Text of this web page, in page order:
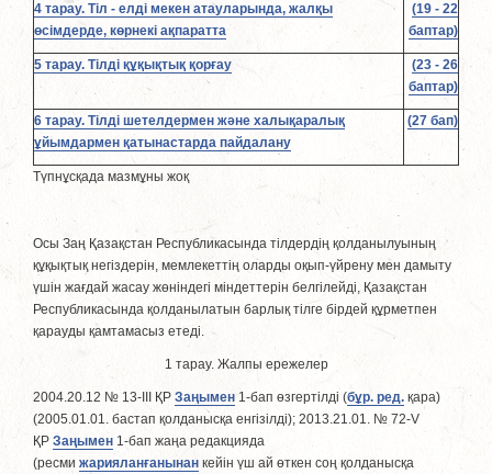
4 тарау. Тiл - елдi мекен атауларында, жалқы
өсiмдерде, көрнекi ақпаратта
(19 - 22
баптар)
5 тарау. Тiлдi құқықтық қорғау
(23 - 26
баптар)
6 тарау. Тiлдi шетелдермен және халықаралық
ұйымдармен қатынастарда пайдалану
(27 бап)
Түпнұсқада мазмұны жоқ
Осы Заң Қазақстан Республикасында тiлдердiң қолданылуының
құқықтық негiздерiн, мемлекеттiң оларды оқып-үйрену мен дамыту
үшiн жағдай жасау жөніндегі мiндеттерiн белгiлейдi, Қазақстан
Республикасында қолданылатын барлық тiлге бiрдей құрметпен
қарауды қамтамасыз етедi.
1 тарау. Жалпы ережелер
2004.20.12 № 13-III ҚР Заңымен 1-бап өзгертілді (бұр. ред. қара)
(2005.01.01. бастап қолданысқа енгізілді); 2013.21.01. № 72-V
ҚР Заңымен 1-бап жаңа редакцияда
(ресми жарияланғанынан кейін үш ай өткен соң қолданысқа